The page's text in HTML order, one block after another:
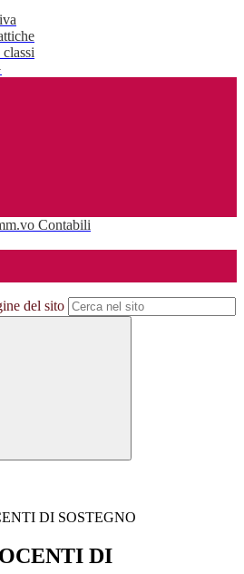
Contabili
del sito
DI SOSTEGNO
DI